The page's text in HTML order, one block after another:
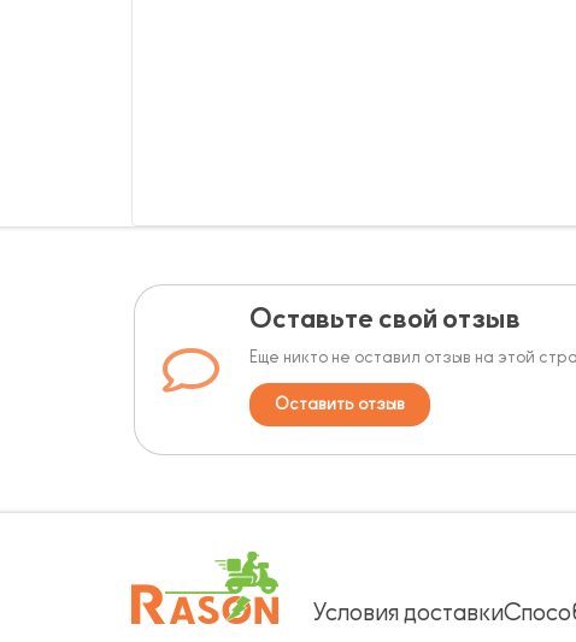
Оставьте свой отзыв
Еще никто не оставил отзыв на этой
Оставить отзыв
Условия доставки